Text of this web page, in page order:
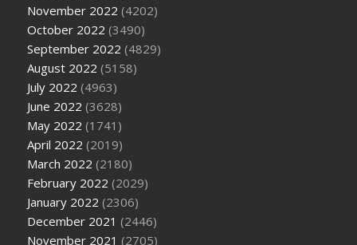
November 2022 (4202)
October 2022 (3490)
September 2022 (4829)
August 2022 (5158)
July 2022 (4963)
June 2022 (3628)
May 2022 (1741)
April 2022 (2019)
March 2022 (2180)
February 2022 (2029)
January 2022 (2306)
December 2021 (2446)
November 2021 (2705)